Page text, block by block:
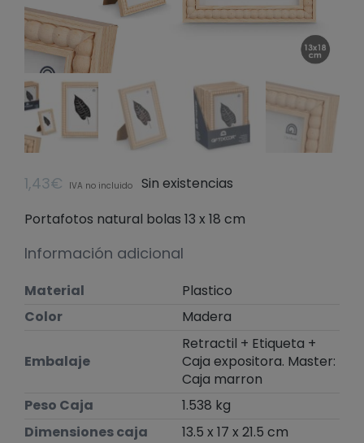
1,43€ IVA no incluido
Sin existencias
Portafotos natural bolas 13 x 18 cm
Información adicional
Material
Plastico
Color
Madera
Embalaje
Retractil + Etiqueta +
Caja expositora. Master:
Caja marron
Peso Caja
1.538 kg
Dimensiones caja
13.5 x 17 x 21.5 cm